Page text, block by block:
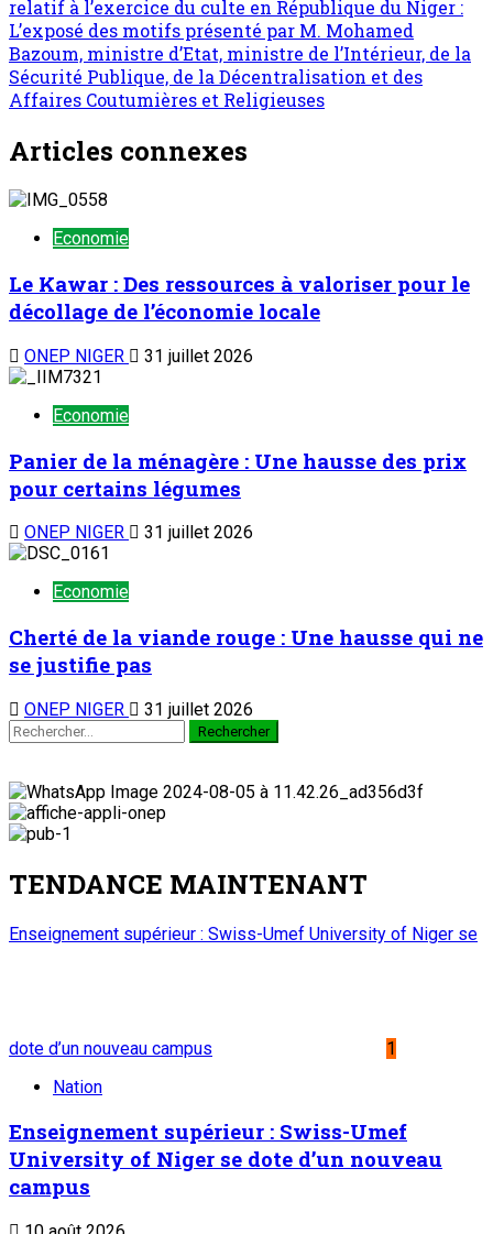
relatif à l’exercice du culte en République du Niger :
L’exposé des motifs présenté par M. Mohamed
Bazoum, ministre d’Etat, ministre de l’Intérieur, de la
Sécurité Publique, de la Décentralisation et des
Affaires Coutumières et Religieuses
Articles connexes
Economie
Le Kawar : Des ressources à valoriser pour le
décollage de l’économie locale
ONEP NIGER 31 juillet 2026
Economie
Panier de la ménagère : Une hausse des prix
pour certains légumes
ONEP NIGER 31 juillet 2026
Economie
Cherté de la viande rouge : Une hausse qui ne
se justifie pas
ONEP NIGER 31 juillet 2026
TENDANCE MAINTENANT
Enseignement supérieur : Swiss-Umef University of Niger se
dote d’un nouveau campus
1
Nation
Enseignement supérieur : Swiss-Umef
University of Niger se dote d’un nouveau
campus